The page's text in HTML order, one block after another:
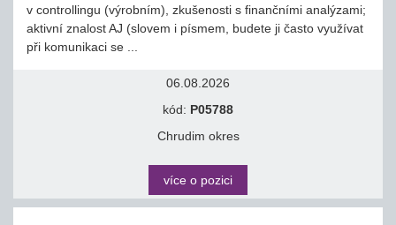
v controllingu (výrobním), zkušenosti s finančními analýzami;
aktivní znalost AJ (slovem i písmem, budete ji často využívat
při komunikaci se ...
06.08.2026
kód: P05788
Chrudim okres
více o pozici